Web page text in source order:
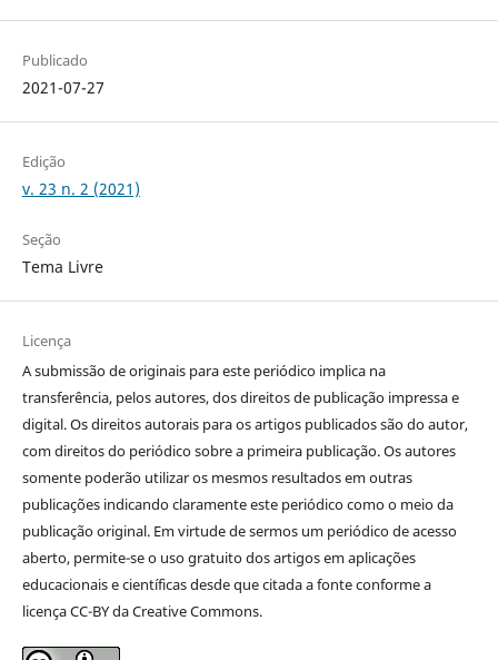
Publicado
2021-07-27
Edição
v. 23 n. 2 (2021)
Seção
Tema Livre
Licença
A submissão de originais para este periódico implica na
transferência, pelos autores, dos direitos de publicação impressa e
digital. Os direitos autorais para os artigos publicados são do autor,
com direitos do periódico sobre a primeira publicação. Os autores
somente poderão utilizar os mesmos resultados em outras
publicações indicando claramente este periódico como o meio da
publicação original. Em virtude de sermos um periódico de acesso
aberto, permite-se o uso gratuito dos artigos em aplicações
educacionais e científicas desde que citada a fonte conforme a
licença CC-BY da Creative Commons.